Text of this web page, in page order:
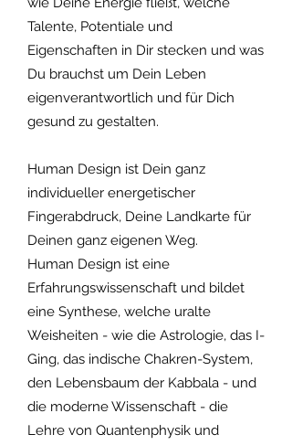
Talente, Potentiale und
Eigenschaften in Dir stecken und was
Du brauchst um Dein Leben
eigenverantwortlich und für Dich
gesund zu gestalten.
Human Design ist Dein ganz
individueller energetischer
Fingerabdruck, Deine Landkarte für
Deinen ganz eigenen Weg.
Human Design ist eine
Erfahrungswissenschaft und bildet
eine Synthese, welche uralte
Weisheiten - wie die Astrologie, das I-
Ging, das indische Chakren-System,
den Lebensbaum der Kabbala - und
die moderne Wissenschaft - die
Lehre von Quantenphysik und